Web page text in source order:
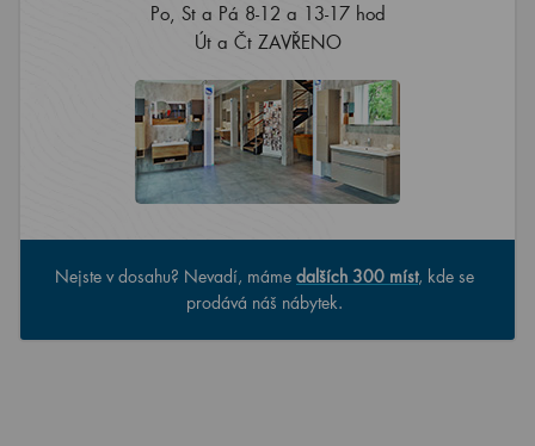
Po, St a Pá 8-12 a 13-17 hod
Út a Čt ZAVŘENO
Nejste v dosahu? Nevadí, máme dalších 300 míst, kde se
prodává náš nábytek.